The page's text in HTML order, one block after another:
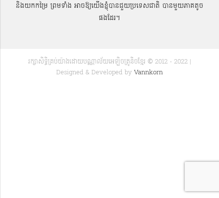
និងយកកម្រៃ ព្រមទាំង អាចឱ្យយើងខ្ញុំបានជួយប្រទេសជាតិ បានមួយភាគតូច
ផងដែរ។
រក្សាសិទ្ធិគ្រប់យ៉ាងដោយបណ្ណាល័យអេឡិចត្រូនិចខ្មែរ © 2012 - 2022 |
Designed & Developed by Vannkorn